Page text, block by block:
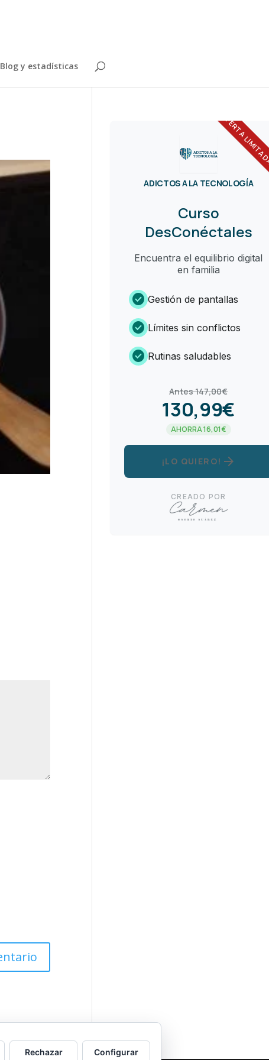
Blog y estadísticas
OFERTA
ADICTOS A LA TECNOLOGÍA
Curso
DesConéctales
Encuentra el equilibrio digital
en familia
check_circle Gestión de pantallas
check_circle Límites sin conflictos
check_circle Rutinas saludables
Antes 147,00€
130,99€
AHORRA 16,01€
¡LO QUIERO! arrow_forward
CREADO POR
Rechazar Configurar